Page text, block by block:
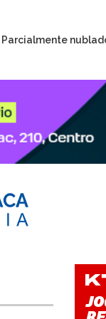
Parcialmente